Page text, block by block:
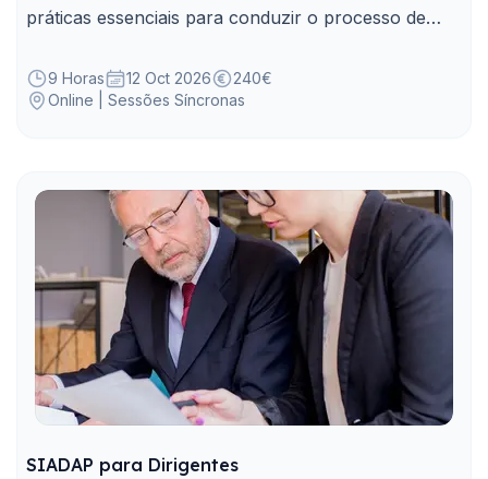
práticas essenciais para conduzir o processo de
Pública.
9 Horas 12 Oct 2026
240€
Online | Sessões Síncronas
SIADAP para Dirigentes